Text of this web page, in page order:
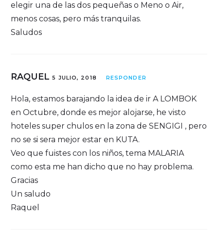
elegir una de las dos pequeñas o Meno o Air,
menos cosas, pero más tranquilas.
Saludos
RAQUEL5 JULIO, 2018 RESPONDER
Hola, estamos barajando la idea de ir A LOMBOK
en Octubre, donde es mejor alojarse, he visto
hoteles super chulos en la zona de SENGIGI , pero
no se si sera mejor estar en KUTA.
Veo que fuistes con los niños, tema MALARIA
como esta me han dicho que no hay problema.
Gracias
Un saludo
Raquel